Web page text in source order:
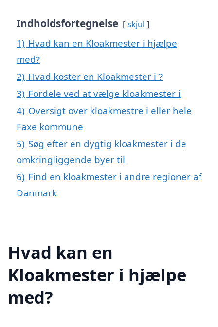
Indholdsfortegnelse skjul
1) Hvad kan en Kloakmester i hjælpe
med?
2) Hvad koster en Kloakmester i ?
3) Fordele ved at vælge kloakmester i
4) Oversigt over kloakmestre i eller hele
Faxe kommune
5) Søg efter en dygtig kloakmester i de
omkringliggende byer til
6) Find en kloakmester i andre regioner af
Danmark
Hvad kan en
Kloakmester i hjælpe
med?